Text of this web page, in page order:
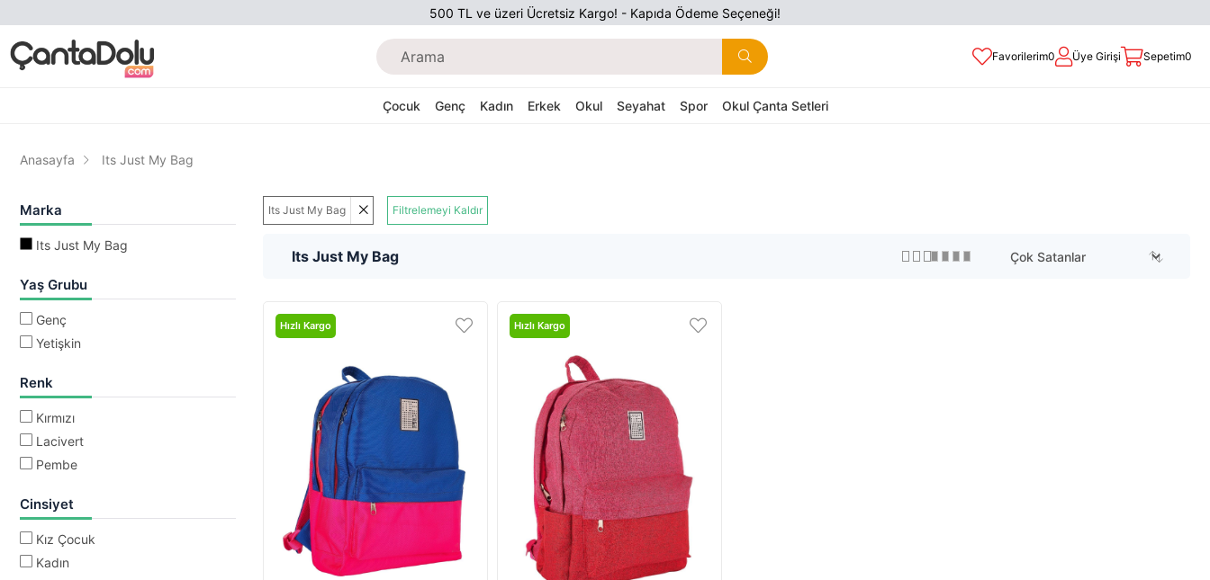
500 TL ve üzeri Ücretsiz Kargo! - Kapıda Ödeme Seçeneği!
Favorilerim0 Üye Girişi Sepetim0
Çocuk Genç Kadın Erkek Okul Seyahat Spor Okul Çanta Setleri
Anasayfa Its Just My Bag
Marka
Its Just My Bag
Yaş Grubu
Genç
Yetişkin
Renk
Kırmızı
Lacivert
Pembe
Cinsiyet
Kız Çocuk
Kadın
Its Just My Bag
Its Just My Bag Filtrelemeyi Kaldır
Hızlı Kargo Hızlı Kargo